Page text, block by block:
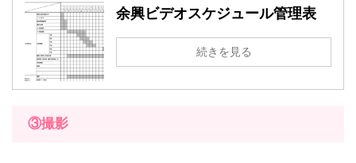
余興ビデオスケジュール管理表
続きを見る
③撮影